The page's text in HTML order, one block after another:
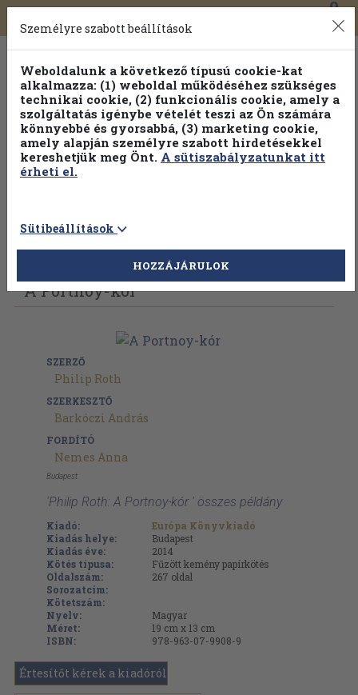
Toggle
navigation
0
Válogasson több mint 1.000.000 kiadványunk közül
100% kedvezménnyel!
Vissza az előző oldalra Válasszon példányt
A Portnoy-kór
SZERZŐ
Philip Roth
SZERKESZTŐ
Barkóczi András
FORDÍTÓ
Nemes Anna
Budapest
'Philip Roth: A Portnoy-kór ' összes példány
Kiadó:
Európa Könyvkiadó
Kiadás helye:
Budapest
Kiadás éve:
2014
Kötés típusa:
Fűzött kemény papírkötés
Oldalszám:
267 oldal
Sorozatcím:
Kötetszám:
Nyelv:
Magyar
Méret:
19 cm x 13 cm
ISBN:
978-963-07-9908-9
Értesítőt kérek a kiadóról
Személyre szabott beállítások
Weboldalunk a következő típusú cookie-kat
alkalmazza: (1) weboldal működéséhez szükséges
technikai cookie, (2) funkcionális cookie, amely a
szolgáltatás igénybe vételét teszi az Ön számára
könnyebbé és gyorsabbá, (3) marketing cookie,
amely alapján személyre szabott hirdetésekkel
kereshetjük meg Önt. A sütiszabályzatunkat itt
érheti el.
Sütibeállítások
HOZZÁJÁRULOK